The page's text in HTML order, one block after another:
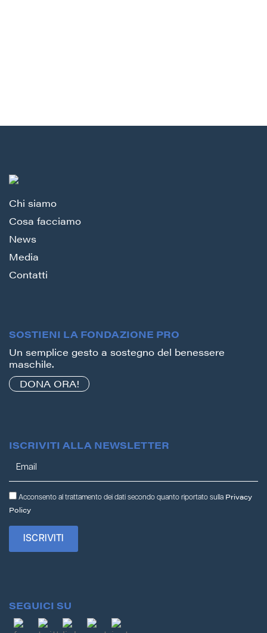
Chi siamo
Cosa facciamo
News
Media
Contatti
SOSTIENI LA FONDAZIONE PRO
Un semplice gesto a sostegno del benessere
maschile.
DONA ORA!
ISCRIVITI ALLA NEWSLETTER
Acconsento al trattamento dei dati secondo quanto riportato sulla Privacy
Policy
SEGUICI SU